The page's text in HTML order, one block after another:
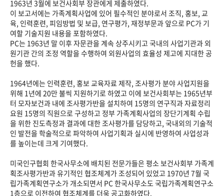
1963년 3월에 보건사회부 장관에게 제출하였다.
이 보고서에는 가족계획사업에 있어 필수적인 분야로서 조직, 홍보, 교
육, 인력훈련, 피임방법 및 보급, 연구평가, 재정부문과 앞으로 PC가 기
여할 기술지원 내용을 포함하였다.
PC는 1963년 말 이후 자문관을 계속 상주시키고 국내의 사업기관과 외
원기관 간의 조정 역할을 수행하여 외원사업의 효율성 제고에 지대한 공
헌을 했다.
1964년에는 인력훈련, 홍보 교육자료 제작, 조사평가 분야 사업지원을
위해 1년에 20만 불씩 지원하기로 하였고 이에 보건사회부는 1965년부
터 모자보건과 내에 조사평가반을 설치하여 15명의 연구직과 자료정리
요원 15명의 직원으로 구성하고 정부 가족계획사업의 장단기계획 수립
을 위한 진도측정과 결과에 대한 조사평가를 담당하고, 국내외의 기술적
인 발전을 학술적으로 파악하여 사업기획과 실시에 반영하여 사업성과
를 높이는데 크게 기여했다.
미국인구협회 한국사무소에 배치된 전문가들은 평소 보건사회부 가족계
획조사평가반과 유기적인 협조체계가 조성되어 있었고 1970년 7월 국
립가족계획연구소가 개소되면서 PC 한국사무소도 국립가족계획연구소
1층으로 이전하여 협조체계를 더욱 공고화하였다.